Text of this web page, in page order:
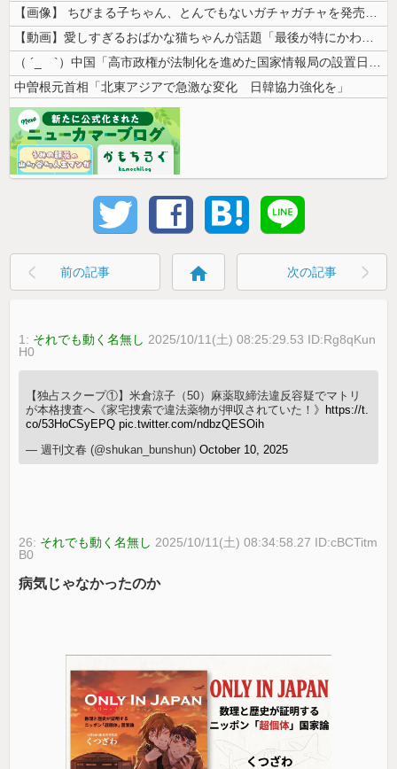
【画像】 ちびまる子ちゃん、とんでもないガチャガチャを発売してしまうｗ...
【動画】愛しすぎるおばかな猫ちゃんが話題「最後が特にかわいいｗ」
（ ´_ゝ`）中国「高市政権が法制化を進めた国家情報局の設置日が7月3...
中曽根元首相「北東アジアで急激な変化 日韓協力強化を」
前の記事 home 次の記事
1: それでも動く名無し 2025/10/11(土) 08:25:29.53 ID:Rg8qKun
H0
【独占スクープ①】米倉涼子（50）麻薬取締法違反容疑でマトリ
が本格捜査へ《家宅捜索で違法薬物が押収されていた！》 https://t.
co/53HoCSyEPQ pic.twitter.com/ndbzQESOih
— 週刊文春 (@shukan_bunshun)October 10, 2025
26: それでも動く名無し 2025/10/11(土) 08:34:58.27 ID:cBCTitm
B0
病気じゃなかったのか